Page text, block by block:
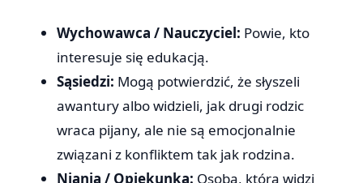
Wychowawca / Nauczyciel: Powie, kto
interesuje się edukacją.
Sąsiedzi: Mogą potwierdzić, że słyszeli
awantury albo widzieli, jak drugi rodzic
wraca pijany, ale nie są emocjonalnie
związani z konfliktem tak jak rodzina.
Niania / Opiekunka: Osoba, która widzi